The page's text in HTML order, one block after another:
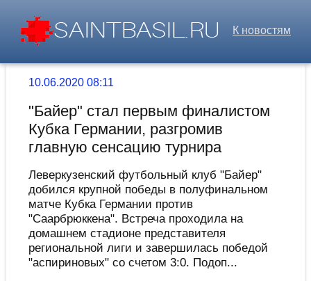
К новостям
10.06.2020 08:11
"Байер" стал первым финалистом
Кубка Германии, разгромив
главную сенсацию турнира
Леверкузенский футбольный клуб "Байер"
добился крупной победы в полуфинальном
матче Кубка Германии против
"Саарбрюккена". Встреча проходила на
домашнем стадионе представителя
региональной лиги и завершилась победой
"аспириновых" со счетом 3:0. Подоп...